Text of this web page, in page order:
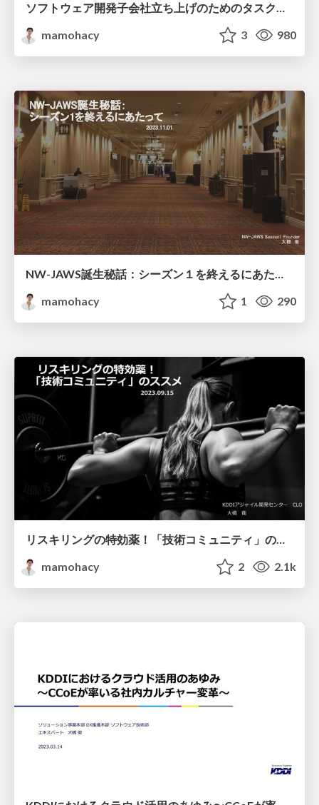
ソフトウェア開発子会社立ち上げのためのタスク管理術〜Asana活用で"混乱期"を乗り越える〜
mamohacy
3 980
NW-JAWS誕生秘話：シーズン１を終えるにあたって
mamohacy
1 290
リスキリングの特効薬！「技術コミュニティ」のススメ
mamohacy
2 2.1k